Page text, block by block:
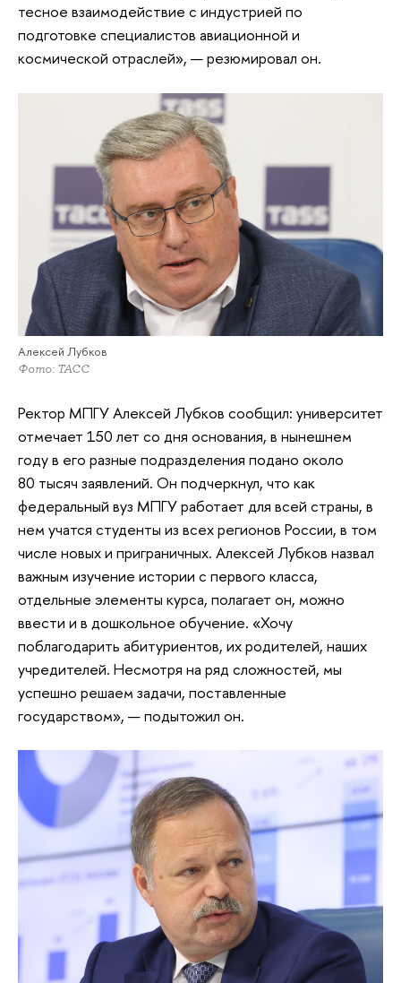
тесное взаимодействие с индустрией по
подготовке специалистов авиационной и
космической отраслей», — резюмировал он.
Алексей Лубков
Фото: ТАСС
Ректор МПГУ Алексей Лубков сообщил: университет
отмечает 150 лет со дня основания, в нынешнем
году в его разные подразделения подано около
80 тысяч заявлений. Он подчеркнул, что как
федеральный вуз МПГУ работает для всей страны, в
нем учатся студенты из всех регионов России, в том
числе новых и приграничных. Алексей Лубков назвал
важным изучение истории с первого класса,
отдельные элементы курса, полагает он, можно
ввести и в дошкольное обучение. «Хочу
поблагодарить абитуриентов, их родителей, наших
учредителей. Несмотря на ряд сложностей, мы
успешно решаем задачи, поставленные
государством», — подытожил он.